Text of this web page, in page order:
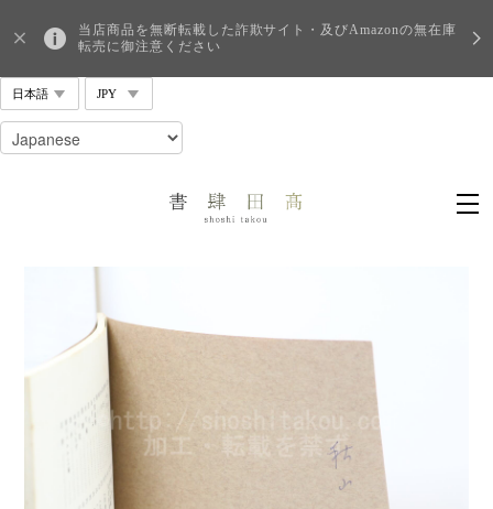
当店商品を無断転載した詐欺サイト・及びAmazonの無在庫
転売に御注意ください